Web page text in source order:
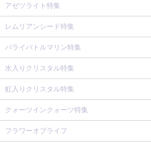
アゼツライト特集
レムリアンシード特集
パライバトルマリン特集
水入りクリスタル特集
虹入りクリスタル特集
クォーツインクォーツ特集
フラワーオブライフ